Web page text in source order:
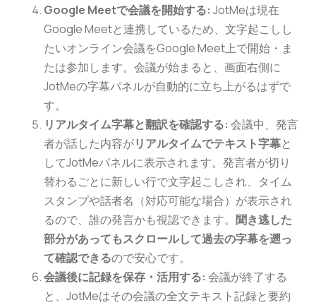
Google Meetで会議を開始する: JotMeは現在
Google Meetと連携しているため、文字起こしし
たいオンライン会議をGoogle Meet上で開始・ま
たは参加します。会議が始まると、画面右側に
JotMeの字幕パネルが自動的に立ち上がるはずで
す。
リアルタイム字幕と翻訳を確認する: 会議中、発言
者が話した内容がリアルタイムでテキスト字幕と
してJotMeパネルに表示されます。発言者が切り
替わるごとに新しい行で文字起こしされ、タイム
スタンプや話者名（対応可能な場合）が表示され
るので、誰の発言かも視認できます。聞き逃した
部分があってもスクロールして過去の字幕を遡っ
て確認できるので安心です。
会議後に記録を保存・活用する: 会議が終了する
と、JotMeはその会議の全文テキスト記録と要約